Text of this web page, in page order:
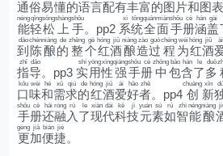
通俗易懂的语言配有丰富的图 片和图表
能
néng
轻
qīng
松
sōng
上
shàng
手
shǒu
。pp2 系
xì
统
tǒng
全
quán
面
miàn
手
shǒu
册
cè
涵
hán
盖
gài
到
dào
陈
chén
酿
niàng
的
de
整
zhěng
个
gè
红
hóng
酒
jiǔ
酿
niàng
造
zào
过
guò
程
chéng
为
wèi
红
hóng
酒
jiǔ ài
指
zhǐ
导
dǎo
。pp3 实
shí
用
yòng
性
xìng
强
qiáng
手
shǒu
册
cè
中
zhōng
包
bāo
含
hán
了
le
多
duō
口
kǒu
味
wèi
和
hé
需
xū
求
qiú
的
de
红
hóng
酒
jiǔ
爱
ài
好
hǎo
者
zhě
。pp4 创
chuàng
新
xīn dú
手
shǒu
册
cè
还
hái
融
róng
入
rù
了
le
现
xiàn
代
dài
科
kē
技
jì
元
yuán
素
sù
如
rú
智
zhì
能
néng
酿
niàng
更
gèng
加
jiā
便
biàn
捷
jié
。